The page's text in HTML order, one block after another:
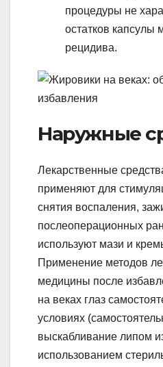
процедуры не
остатков капсулы
рецидива.
Наружные
Лекарственные
применяют для
снятия воспаления,
послеоперационных
используют мази и
Применение методов
медицины после
на веках глаз
условиях
выскабливание липом
использованием